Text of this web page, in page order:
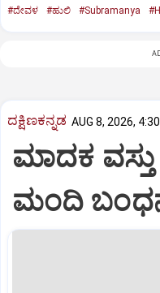
#ದೇವಳ #ಹುಲಿ #Subramanya
ದಕ್ಷಿಣಕನ್ನಡ AUG 8, 2026,
ಮಾದಕ ವಸ್ತು
ಮಂದಿ